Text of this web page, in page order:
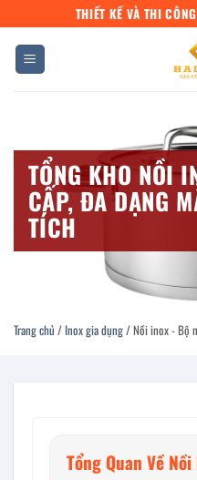
qua
dung
THIẾT KẾ VÀ THI
TỔNG KHO NỒI
CẤP, ĐA DẠNG
TÍCH
Trang chủ / Inox gia dụng/Nồi inox - Bộ
Tổng Quan Về